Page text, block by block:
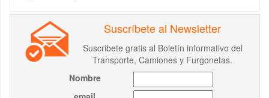
Suscríbete al Newsletter
Suscribete gratis al Boletín informativo del
Transporte, Camiones y Furgonetas.
Nombre